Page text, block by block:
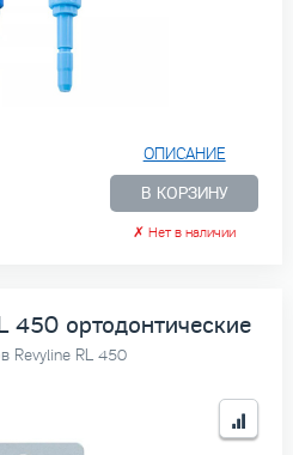
ОПИСАНИЕ
В КОРЗИНУ
✗ Нет в наличии
450 ортодонтические
Revyline RL 450